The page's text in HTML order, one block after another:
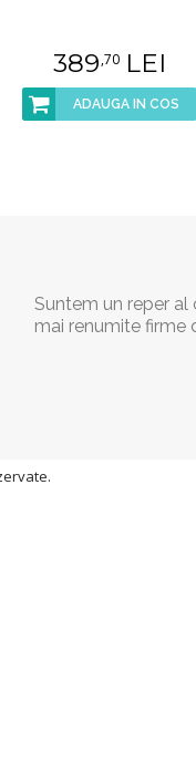
389,70LEI
ADAUGA IN COS
Suntem un reper
mai renumite firme